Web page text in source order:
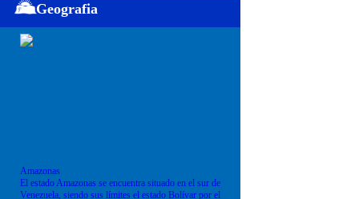
Geografia
Amazonas
El estado Amazonas se encuentra situado en el sur de
Venezuela, siendo sus límites el estado Bolívar por el